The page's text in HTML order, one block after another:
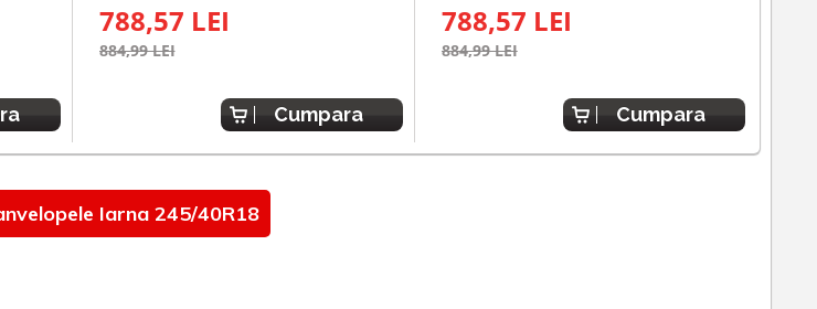
788,57 LEI
884,99 LEI
Cumpara
788,57 LEI
884,99 LEI
Cumpara
Iarna 245/40R18